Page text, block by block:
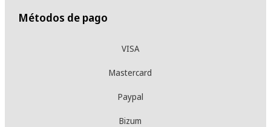
Métodos de pago
VISA
Mastercard
Paypal
Bizum